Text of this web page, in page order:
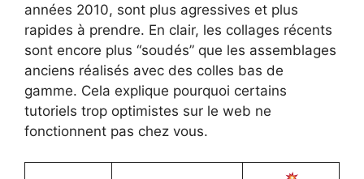
années 2010, sont plus agressives et plus
rapides à prendre. En clair, les collages récents
sont encore plus “soudés” que les assemblages
anciens réalisés avec des colles bas de
gamme. Cela explique pourquoi certains
tutoriels trop optimistes sur le web ne
fonctionnent pas chez vous.